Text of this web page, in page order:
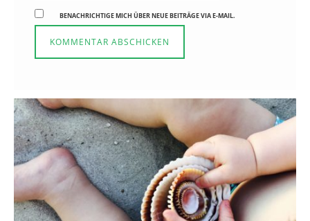
BENACHRICHTIGE MICH ÜBER NEUE BEITRÄGE VIA E-MAIL.
Reisen in der Elternzeit
16. SEPTEMBER 2019